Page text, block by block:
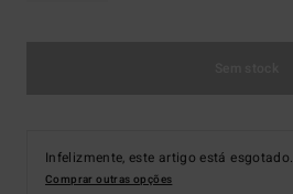
Infelizmente, este artigo está esgotado.
Comprar outras opções